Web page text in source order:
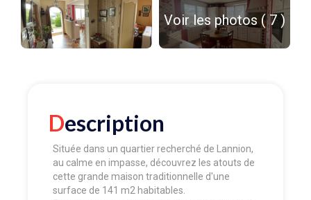
Voir les photos ( 7 )
Description
Située dans un quartier recherché de Lannion,
au calme en impasse, découvrez les atouts de
cette grande maison traditionnelle d'une
surface de 141 m2 habitables.